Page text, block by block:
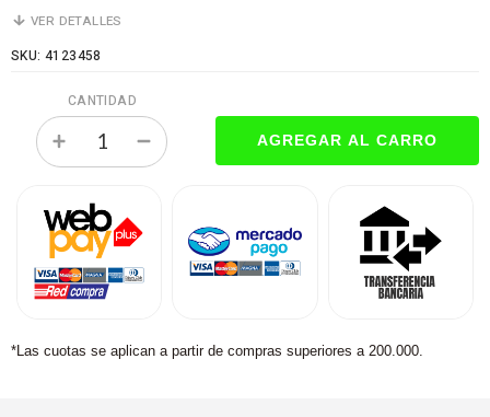
VER DETALLES
SKU: 4123458
CANTIDAD
*Las cuotas se aplican a partir de compras superiores a 200.000.